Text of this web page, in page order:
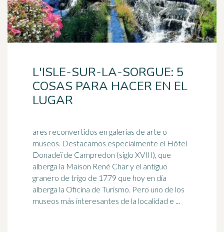
L'ISLE-SUR-LA-SORGUE: 5
COSAS PARA HACER EN EL
LUGAR
ares reconvertidos en galerías de arte o
museos. Destacamos especialmente el Hôtel
Donadeï de Campredon (siglo XVIII), que
alberga la Maison René Char y el antiguo
granero de trigo de 1779 que hoy en día
alberga la Oficina de Turismo. Pero uno de los
museos más interesantes de la localidad e ...